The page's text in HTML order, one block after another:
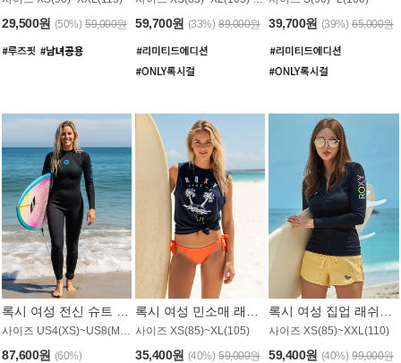
29,500원 (50%) 59,000원 59,700원 (33%) 89,000원 39,700원 (39%) 65,000원
87,600원 (60%)
사이즈 XS(85)~XL(105)
35,400원 (40%) 59,000원
사이즈 XS(85)~XXL(110)
59,400원 (40%) 99,000원